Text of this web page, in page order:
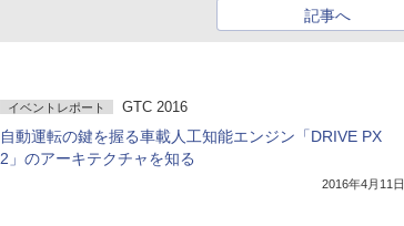
記事へ
イベントレポート GTC 2016
自動運転の鍵を握る車載人工知能エンジン「DRIVE PX
2」のアーキテクチャを知る
2016年4月11日